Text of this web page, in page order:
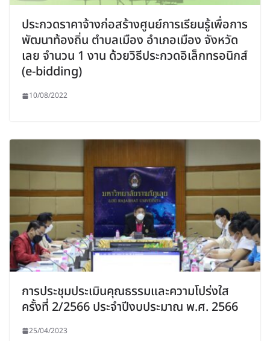
ประกวดราคาจ้างก่อสร้างศูนย์การเรียนรู้เพื่อการ
พัฒนาท้องถิ่น ตำบลเมือง อำเภอเมือง จังหวัด
เลย จำนวน 1 งาน ด้วยวิธีประกวดอิเล็กทรอนิกส์
(e-bidding)
10/08/2022
การประชุมประเมินคุณธรรมและความโปร่งใส
ครั้งที่ 2/2566 ประจำปีงบประมาณ พ.ศ. 2566
25/04/2023